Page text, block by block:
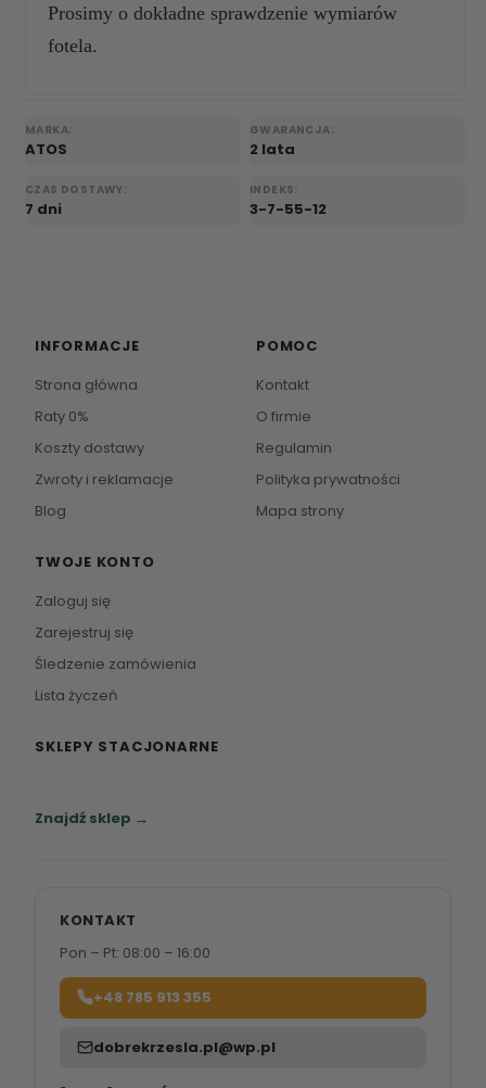
Prosimy o dokładne sprawdzenie wymiarów
fotela.
MARKA:
ATOS
GWARANCJA:
2 lata
CZAS DOSTAWY:
7 dni
INDEKS:
3-7-55-12
INFORMACJE
Strona główna
Raty 0%
Koszty dostawy
Zwroty i reklamacje
Blog
POMOC
Kontakt
O firmie
Regulamin
Polityka prywatności
Mapa strony
TWOJE KONTO
Zaloguj się
Zarejestruj się
Śledzenie zamówienia
Lista życzeń
SKLEPY STACJONARNE
Znajdź sklep →
KONTAKT
Pon – Pt: 08:00 – 16:00
+48 785 913 355
dobrekrzesla.pl@wp.pl